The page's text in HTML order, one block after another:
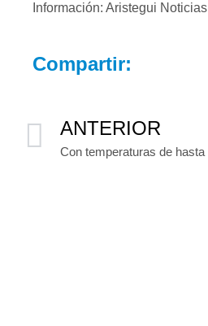
Información: Aristegui Noticias
Compartir:
ANTERIOR
Con temperaturas de